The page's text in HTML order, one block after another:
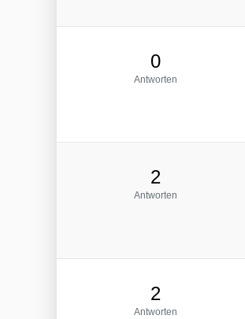
0
Antworten
2
Antworten
2
Antworten